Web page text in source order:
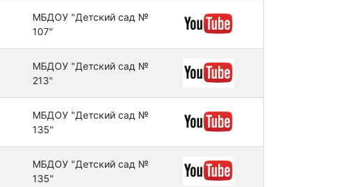
МБДОУ "Детский сад №
107"
МБДОУ "Детский сад №
213"
МБДОУ "Детский сад №
135"
МБДОУ "Детский сад №
135"